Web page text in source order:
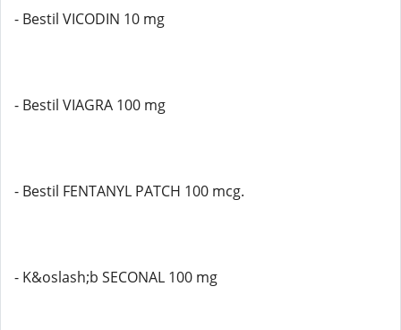
- Bestil VICODIN 10 mg
- Bestil VIAGRA 100 mg
- Bestil FENTANYL PATCH 100 mcg.
- K&oslash;b SECONAL 100 mg